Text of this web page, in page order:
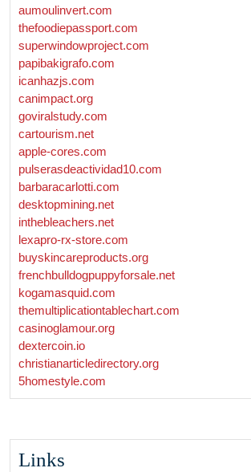
aumoulinvert.com
thefoodiepassport.com
superwindowproject.com
papibakigrafo.com
icanhazjs.com
canimpact.org
goviralstudy.com
cartourism.net
apple-cores.com
pulserasdeactividad10.com
barbaracarlotti.com
desktopmining.net
inthebleachers.net
lexapro-rx-store.com
buyskincareproducts.org
frenchbulldogpuppyforsale.net
kogamasquid.com
themultiplicationtablechart.com
casinoglamour.org
dextercoin.io
christianarticledirectory.org
5homestyle.com
Links